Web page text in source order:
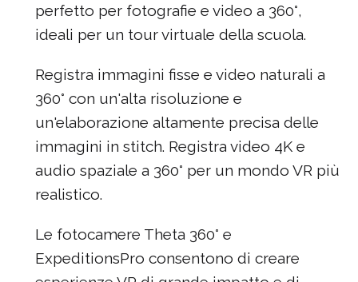
perfetto per fotografie e video a 360°,
ideali per un tour virtuale della scuola.
Registra immagini fisse e video naturali a
360° con un'alta risoluzione e
un'elaborazione altamente precisa delle
immagini in stitch. Registra video 4K e
audio spaziale a 360° per un mondo VR più
realistico.
Le fotocamere Theta 360° e
ExpeditionsPro consentono di creare